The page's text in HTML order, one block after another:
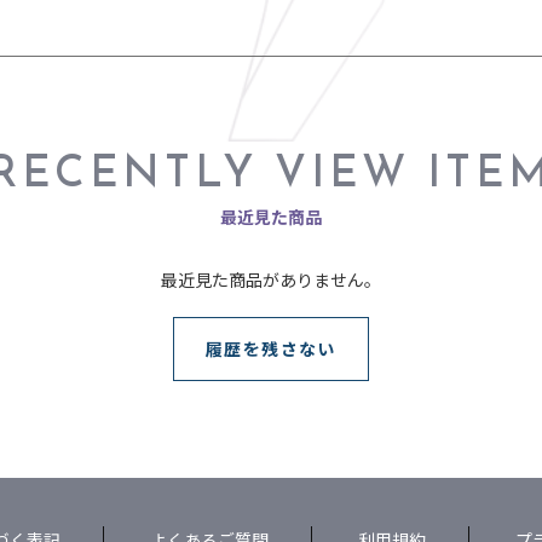
VIEW
最近見た商品
最近見た商品がありません。
履歴を残さない